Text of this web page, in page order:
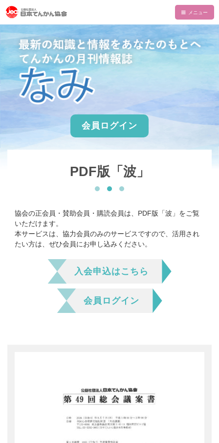
HOME
てんかんについて
てんかんとは
診断と治療
使える制度
てんかんセンター・専門医
てんかん協会について
会長あいさつ
支部一覧
目的・沿革
支援のお願い
全国大会
情報誌・書籍・DVD
てんかん関連書籍
てんかんのDVD
てんかんアニメ教室
ムービー
物品などでの支援
時間や労力の提供
団体・企業への協賛による支援
会員ログイン
検索:
会員ログイン
PDF版「波」
協会の正会員・賛助会員・購読会員は、PDF版「波」をご覧
いただけます。
本サービスは、協力会員のみのサービスですので、活用され
たい方は、ぜひ会員にお申し込みください。
入会申込はこちら
会員ログイン